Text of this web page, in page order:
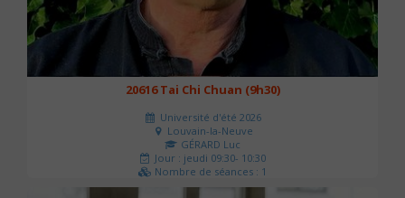
20616 Tai Chi Chuan (9h30)
Université d'été 2026
Louvain-la-Neuve
GÉRARD Luc
Jour : jeudi 09:30- 10:30
Nombre de séances : 1